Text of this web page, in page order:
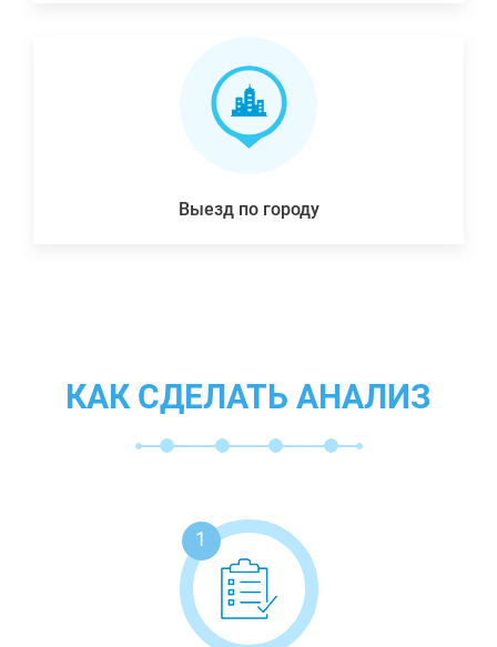
Выезд по городу
КАК СДЕЛАТЬ АНАЛИЗ
1